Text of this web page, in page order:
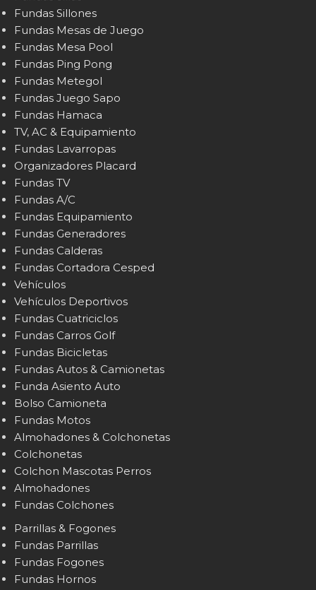
Fundas Sillones
Fundas Mesas de Juego
Fundas Mesa Pool
Fundas Ping Pong
Fundas Metegol
Fundas Juego Sapo
Fundas Hamaca
TV, AC & Equipamiento
Fundas Lavarropas
Organizadores Placard
Fundas TV
Fundas A/C
Fundas Equipamiento
Fundas Generadores
Fundas Calderas
Fundas Cortadora Cesped
Vehículos
Vehículos Deportivos
Fundas Cuatriciclos
Fundas Carros Golf
Fundas Bicicletas
Fundas Autos & Camionetas
Funda Asiento Auto
Bolso Camioneta
Fundas Motos
Almohadones & Colchonetas
Colchonetas
Colchon Mascotas Perros
Almohadones
Fundas Colchones
Parrillas & Fogones
Fundas Parrillas
Fundas Fogones
Fundas Hornos